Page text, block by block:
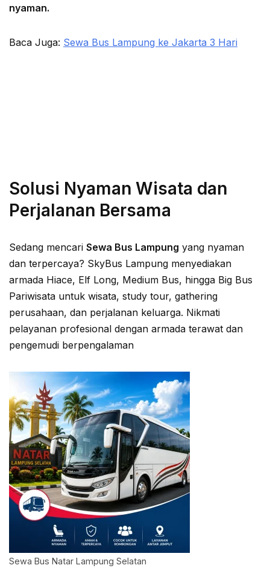
nyaman.
Baca Juga: Sewa Bus Lampung ke Jakarta 3 Hari
Solusi Nyaman Wisata dan
Perjalanan Bersama
Sedang mencari Sewa Bus Lampung yang nyaman
dan terpercaya? SkyBus Lampung menyediakan
armada Hiace, Elf Long, Medium Bus, hingga Big Bus
Pariwisata untuk wisata, study tour, gathering
perusahaan, dan perjalanan keluarga. Nikmati
pelayanan profesional dengan armada terawat dan
pengemudi berpengalaman
Sewa Bus Natar Lampung Selatan